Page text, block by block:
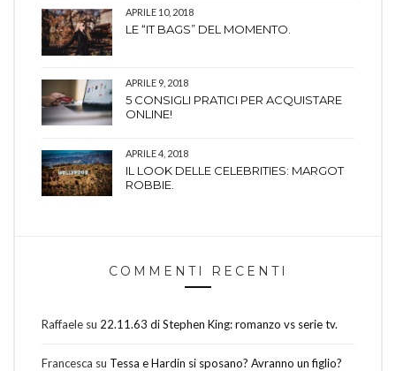
APRILE 10, 2018
LE “IT BAGS” DEL MOMENTO.
APRILE 9, 2018
5 CONSIGLI PRATICI PER ACQUISTARE
ONLINE!
APRILE 4, 2018
IL LOOK DELLE CELEBRITIES: MARGOT
ROBBIE.
COMMENTI RECENTI
Raffaele su 22.11.63 di Stephen King: romanzo vs serie tv.
Francesca su Tessa e Hardin si sposano? Avranno un figlio?